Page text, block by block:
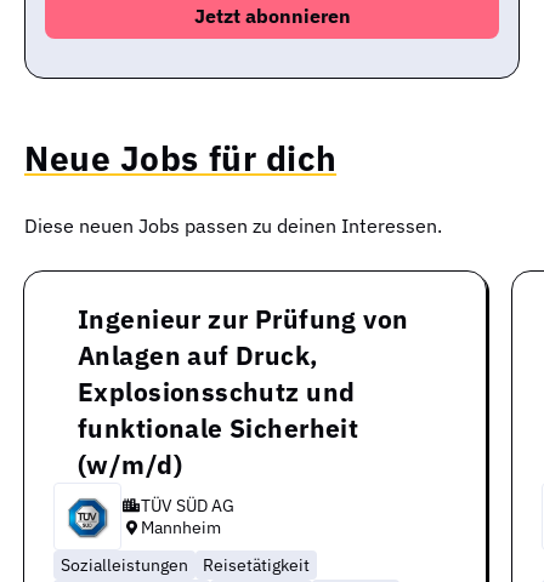
Neue Jobs für dich
Diese neuen Jobs passen zu deinen Interessen.
Ingenieur zur Prüfung von
Anlagen auf Druck,
Explosionsschutz und
funktionale Sicherheit
(w/m/d)
TÜV SÜD AG
Mannheim
Sozialleistungen
Reisetätigkeit